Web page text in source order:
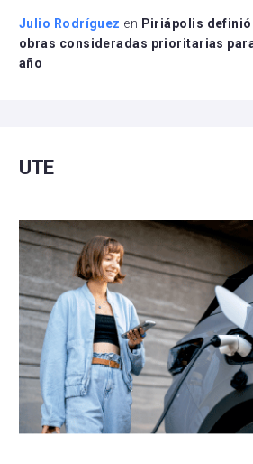
Julio Rodríguez en Piriápolis definió
obras consideradas prioritarias
año
UTE